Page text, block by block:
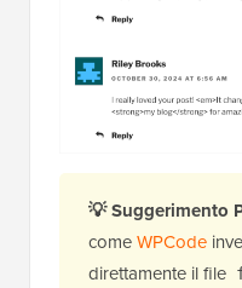
💡 Suggerimento
comeWPCode
direttamente il file